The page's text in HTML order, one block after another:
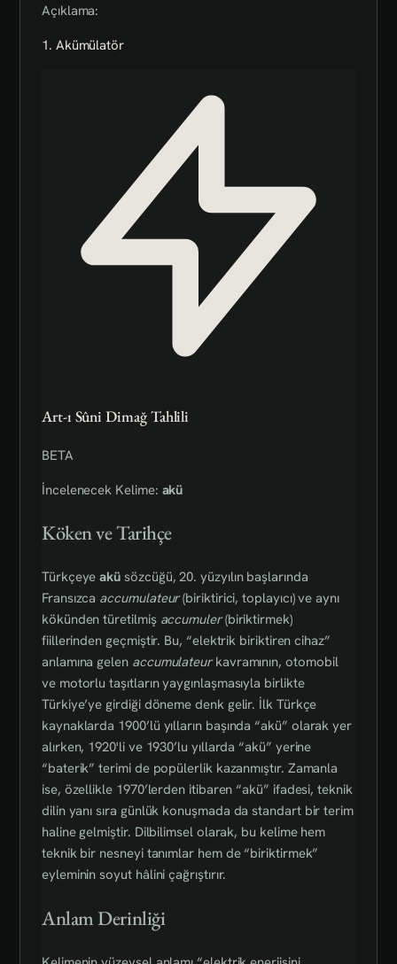
Açıklama:
1. Akümülatör
Art-ı Sûni Dimağ Tahlili
BETA
İncelenecek Kelime: akü
Köken ve Tarihçe
Türkçeyeakü sözcüğü, 20. yüzyılın başlarında
Fransızca accumulateur(biriktirici, toplayıcı) ve aynı
kökünden türetilmiş accumuler(biriktirmek)
fiillerinden geçmiştir. Bu, “elektrik biriktiren cihaz”
anlamına gelen accumulateurkavramının, otomobil
ve motorlu taşıtların yaygınlaşmasıyla birlikte
Türkiye’ye girdiği döneme denk gelir. İlk Türkçe
kaynaklarda 1900’lü yılların başında “akü” olarak yer
alırken, 1920'li ve 1930’lu yıllarda “akü” yerine
“baterik” terimi de popülerlik kazanmıştır. Zamanla
ise, özellikle 1970’lerden itibaren “akü” ifadesi, teknik
dilin yanı sıra günlük konuşmada da standart bir terim
haline gelmiştir. Dilbilimsel olarak, bu kelime hem
teknik bir nesneyi tanımlar hem de “biriktirmek”
eyleminin soyut hâlini çağrıştırır.
Anlam Derinliği